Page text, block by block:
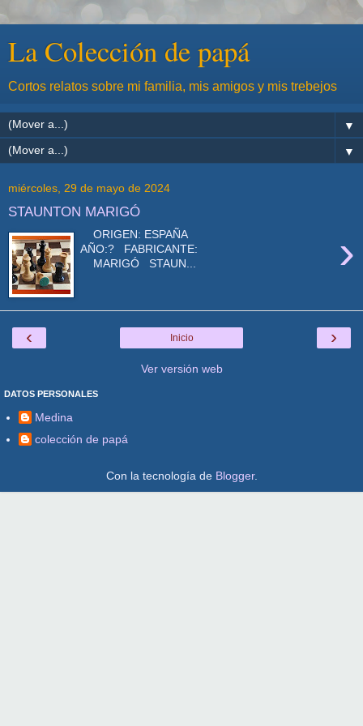
La Colección de papá
Cortos relatos sobre mi familia, mis amigos y mis trebejos
▼
▼
miércoles, 29 de mayo de 2024
STAUNTON MARIGÓ
›
ORIGEN: ESPAÑA
AÑO:? FABRICANTE:
MARIGÓ STAUN...
‹ ›
Inicio
Ver versión web
DATOS PERSONALES
Medina
colección de papá
Con la tecnología de Blogger.